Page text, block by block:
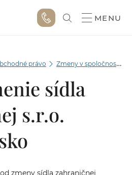
MENU
právo Zmeny v spoločnosti v OR
sídla
s.r.o.